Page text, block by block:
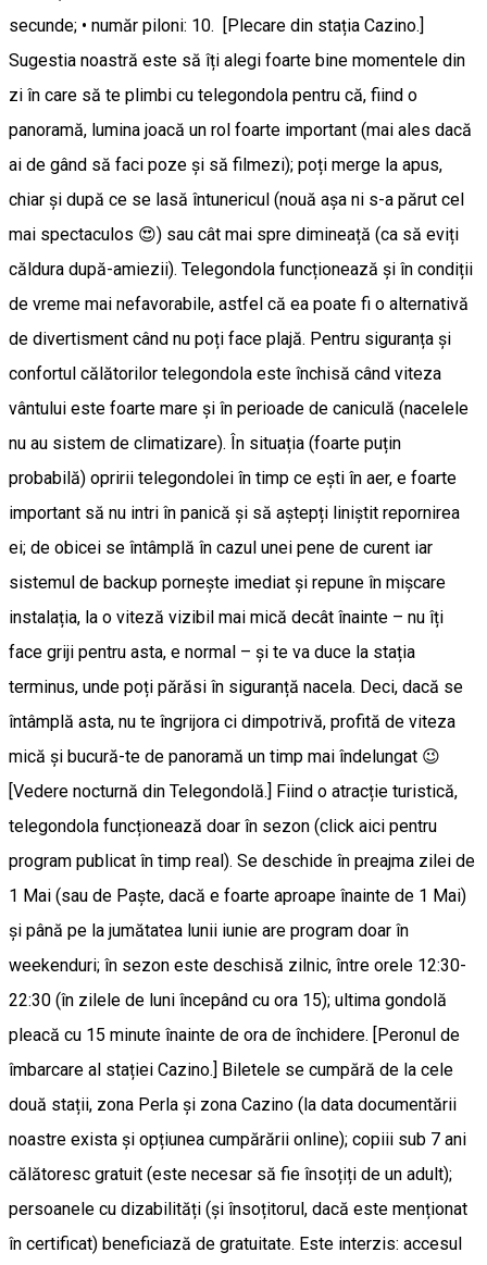
secunde; • număr piloni: 10. [Plecare din stația Cazino.]
Sugestia noastră este să îți alegi foarte bine momentele din
zi în care să te plimbi cu telegondola pentru că, fiind o
panoramă, lumina joacă un rol foarte important (mai ales dacă
ai de gând să faci poze și să filmezi); poți merge la apus,
chiar și după ce se lasă întunericul (nouă așa ni s-a părut cel
mai spectaculos 😍) sau cât mai spre dimineață (ca să eviți
căldura după-amiezii). Telegondola funcționează și în condiții
de vreme mai nefavorabile, astfel că ea poate fi o alternativă
de divertisment când nu poți face plajă. Pentru siguranța și
confortul călătorilor telegondola este închisă când viteza
vântului este foarte mare și în perioade de caniculă (nacelele
nu au sistem de climatizare). În situația (foarte puțin
probabilă) opririi telegondolei în timp ce ești în aer, e foarte
important să nu intri în panică și să aștepți liniștit repornirea
ei; de obicei se întâmplă în cazul unei pene de curent iar
sistemul de backup pornește imediat și repune în mișcare
instalația, la o viteză vizibil mai mică decât înainte – nu îți
face griji pentru asta, e normal – și te va duce la stația
terminus, unde poți părăsi în siguranță nacela. Deci, dacă se
întâmplă asta, nu te îngrijora ci dimpotrivă, profită de viteza
mică și bucură-te de panoramă un timp mai îndelungat 😉
[Vedere nocturnă din Telegondolă.] Fiind o atracție turistică,
telegondola funcționează doar în sezon (click aici pentru
program publicat în timp real). Se deschide în preajma zilei de
1 Mai (sau de Paște, dacă e foarte aproape înainte de 1 Mai)
și până pe la jumătatea lunii iunie are program doar în
weekenduri; în sezon este deschisă zilnic, între orele 12:30-
22:30 (în zilele de luni începând cu ora 15); ultima gondolă
pleacă cu 15 minute înainte de ora de închidere. [Peronul de
îmbarcare al stației Cazino.] Biletele se cumpără de la cele
două stații, zona Perla și zona Cazino (la data documentării
noastre exista și opțiunea cumpărării online); copiii sub 7 ani
călătoresc gratuit (este necesar să fie însoțiți de un adult);
persoanele cu dizabilități (și însoțitorul, dacă este menționat
în certificat) beneficiază de gratuitate. Este interzis: accesul